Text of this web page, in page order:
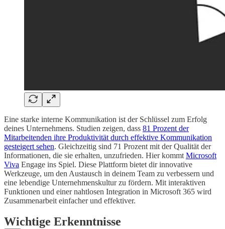
Eine starke interne Kommunikation ist der Schlüssel zum Erfolg
deines Unternehmens. Studien zeigen, dass 81 Prozent der
Mitarbeitenden ihre Produktivität durch effektive Kommunikation
gesteigert sehen. Gleichzeitig sind 71 Prozent mit der Qualität der
Informationen, die sie erhalten, unzufrieden. Hier kommt Microsoft
Viva Engage ins Spiel. Diese Plattform bietet dir innovative
Werkzeuge, um den Austausch in deinem Team zu verbessern und
eine lebendige Unternehmenskultur zu fördern. Mit interaktiven
Funktionen und einer nahtlosen Integration in Microsoft 365 wird
Zusammenarbeit einfacher und effektiver.
Wichtige Erkenntnisse